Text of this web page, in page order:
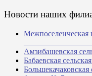
Новости наших
Межпоселенческая
Амзибашевская
Бабаевская
Большекачаковская